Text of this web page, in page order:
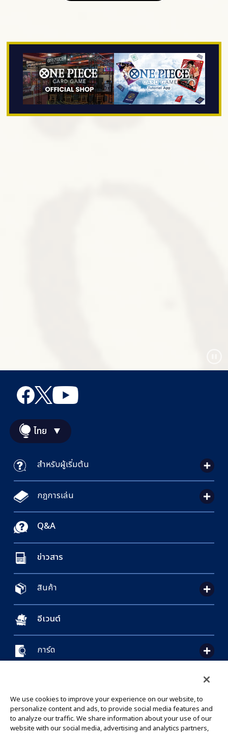
ไทย
สำหรับผู้เริ่มต้น
กฎการเล่น
Q&A
ข่าวสาร
สินค้า
อีเวนต์
การ์ด
GLOBAL ENTRANCE
We use cookies to improve your experience on our website, to
personalize content and ads, to provide social media features and
to analyze our traffic. We share information about your use of our
website with our social media, advertising and analytics partners,